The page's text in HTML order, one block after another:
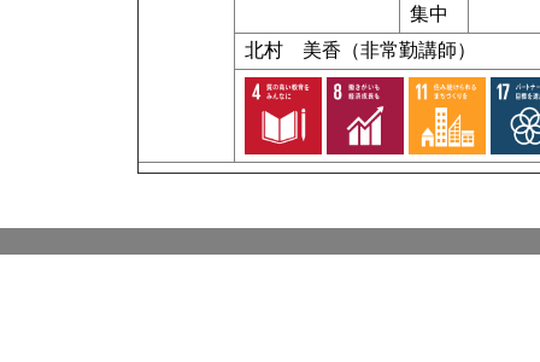
集中
北村 美香（非常勤講師）